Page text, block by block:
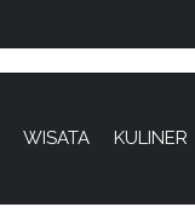
WISATA KULINER